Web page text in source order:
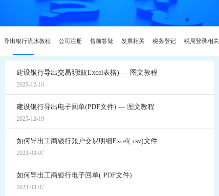
导出银行流水教程 公司注册 售前答疑 发票相关 税务登记 税局登录相
建设银行导出交易明细(Excel表格) — 图文教程
2025-12-16
建设银行导出电子回单(PDF文件) — 图文教程
2025-12-19
如何导出工商银行账户交易明细Excel(.csv)文件
2023-03-07
如何导出工商银行电子回单(.PDF文件)
2023-03-07